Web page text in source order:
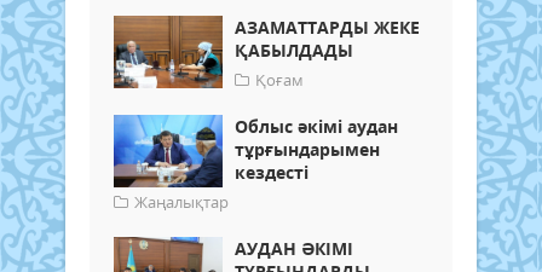
АЗАМАТТАРДЫ ЖЕКЕ
ҚАБЫЛДАДЫ
Қоғам
Облыс әкімі аудан
тұрғындарымен
кездесті
Жаңалықтар
АУДАН ӘКІМІ